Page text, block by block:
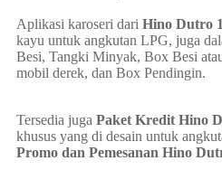
Aplikasi karoseri dari Hino Dutro
kayu untuk angkutan LPG, juga
Besi, Tangki Minyak, Box Besi
mobil derek, dan Box Pendingin.
Tersedia juga Paket Kredit Hino
khusus yang di desain untuk
Promo dan Pemesanan Hino